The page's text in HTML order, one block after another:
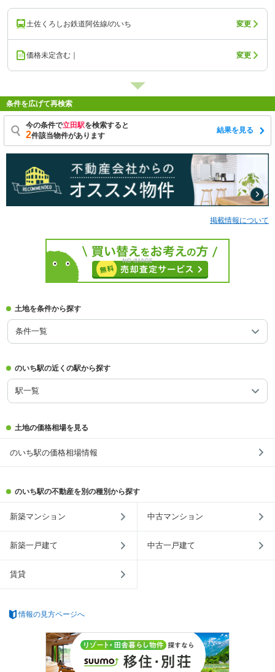
土佐くろしお鉄道阿佐線/のいち 変更
価格未定含む｜ 変更
条件を広げて再検索
今の条件で立田駅を検索すると
2件該当物件があります
結果を見る
掲載情報について
土地を条件から探す
条件一覧
のいち駅の近くの駅から探す
駅一覧
土地の価格相場を見る
のいち駅の価格相場情報
のいち駅の不動産を別の種別から探す
新築マンション 中古マンション
新築一戸建て 中古一戸建て
賃貸
情報の見方ページへ